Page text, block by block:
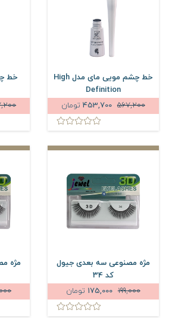
خط چشم مویی مای مدل High
Definition
567,200
453,700 تومان
خط
مژه مصنوعی سه بعدی جیول
کد 34
199,000
175,000 تومان
مژه